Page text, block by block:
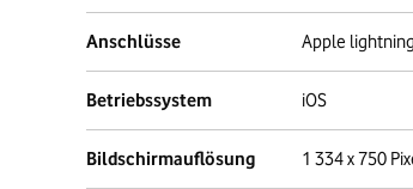
Anschlüsse Apple lightning
Betriebssystem iOS
Bildschirmauflösung 1 334 x 750